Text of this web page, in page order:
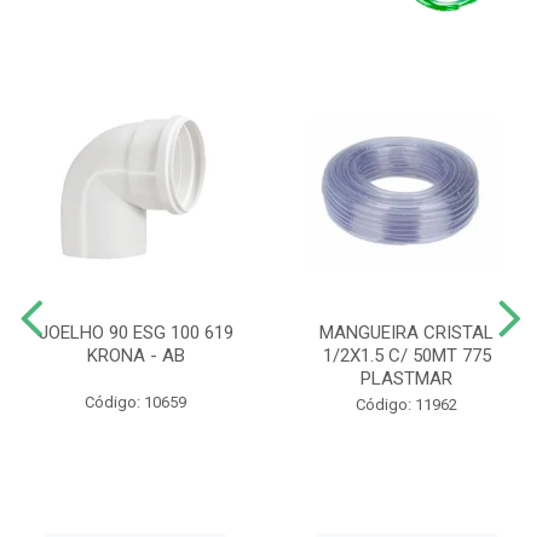
JOELHO 90 ESG 100 619
KRONA - AB
Código: 10659
MANGUEIRA CRISTAL
1/2X1.5 C/ 50MT 775
PLASTMAR
Código: 11962